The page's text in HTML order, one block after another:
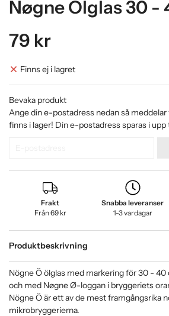
Nøgne Ölglas 30 -
79 kr
Finns ej i lagret
Bevaka produkt
Ange din e-postadress nedan så
finns i lager! Din e-postadress sparas i upp
Frakt
Från 69 kr
Snabba leveranser
1-3 vardagar
Produktbeskrivning
Nögne Ö ölglas med markering för 30 - 40
och med Nøgne Ø-loggan i bryggeriets
Nögne Ö är ett av de mest framgångsrika
mikrobryggerierna.